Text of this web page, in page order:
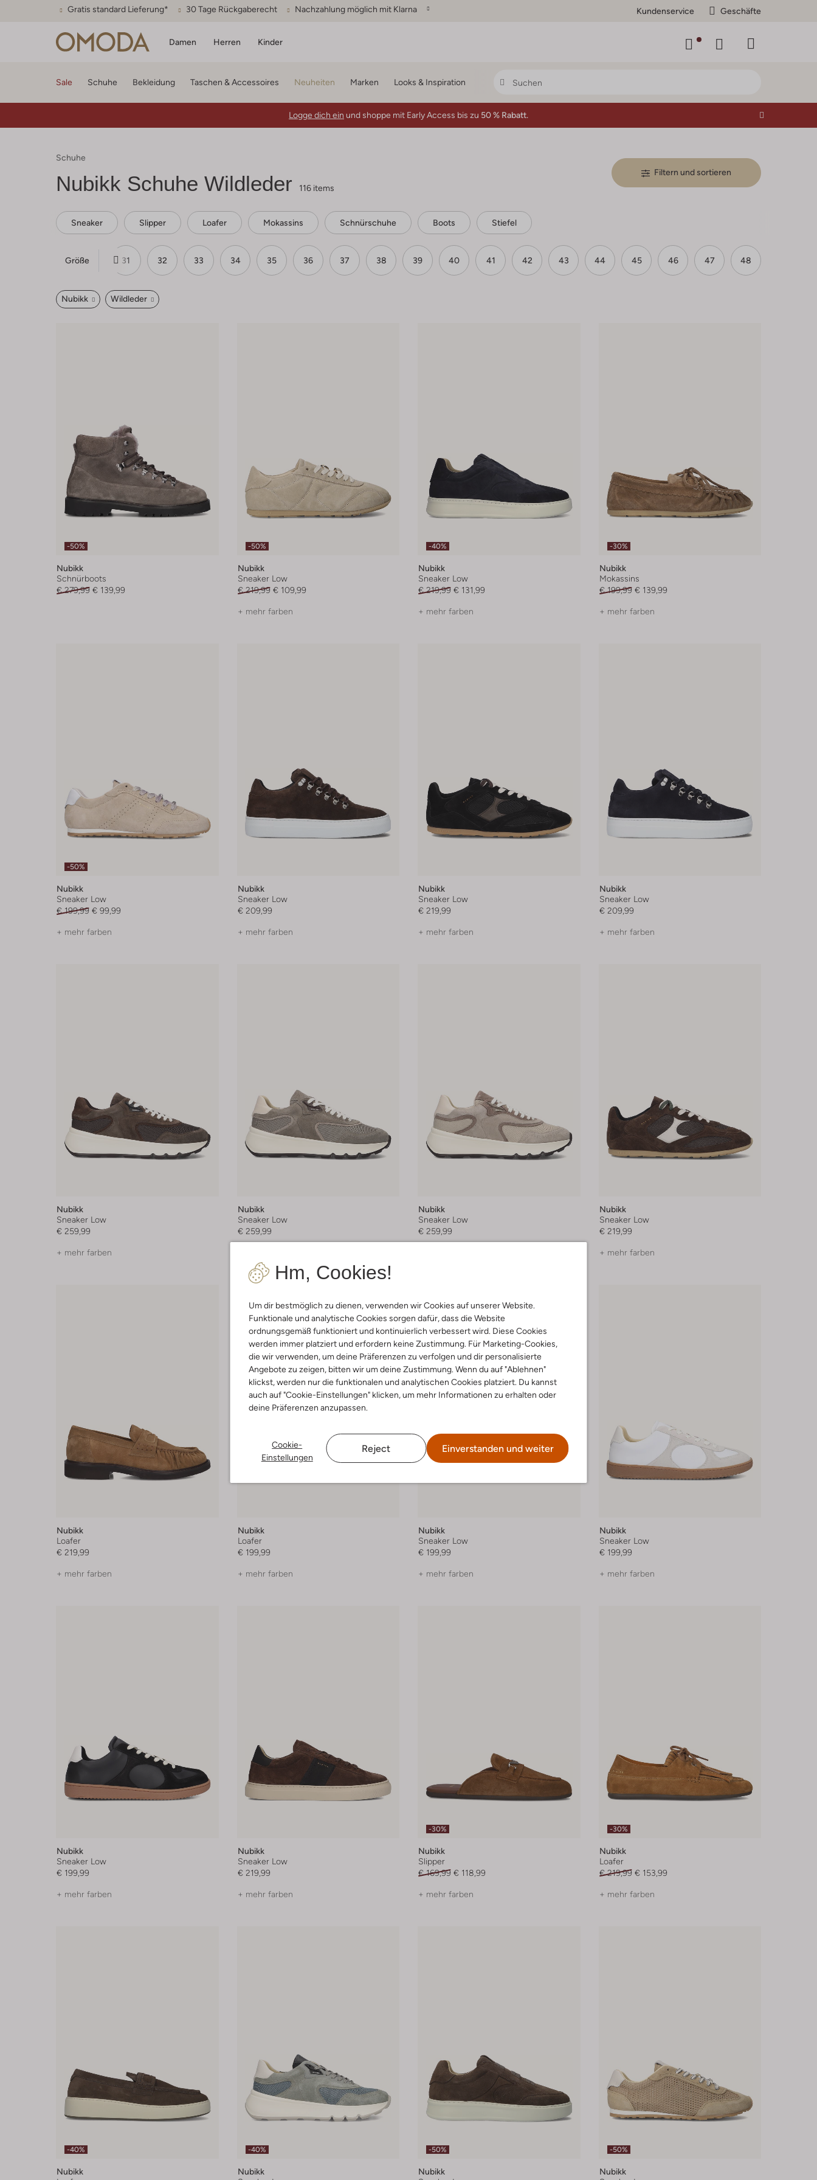
Gratis standard Lieferung* 30 Tage Rückgaberecht Nachzahlung möglich mit Klarna Kundenservice Geschäfte
Damen Herren Kinder
Hm, Cookies!
Um dir bestmöglich zu dienen, verwenden wir Cookies auf unserer Website.
Funktionale und analytische Cookies sorgen dafür, dass die Website
ordnungsgemäß funktioniert und kontinuierlich verbessert wird. Diese Cookies
werden immer platziert und erfordern keine Zustimmung. Für Marketing-Cookies,
die wir verwenden, um deine Präferenzen zu verfolgen und dir personalisierte
Angebote zu zeigen, bitten wir um deine Zustimmung. Wenn du auf "Ablehnen"
klickst, werden nur die funktionalen und analytischen Cookies platziert. Du kannst
auch auf "Cookie-Einstellungen" klicken, um mehr Informationen zu erhalten oder
deine Präferenzen anzupassen.
Cookie-
Einstellungen
Reject Einverstanden und weiter
Sale Schuhe Bekleidung Taschen & Accessoires Neuheiten Marken Looks & Inspiration
Logge dich ein und shoppe mit Early Access bis zu 50 % Rabatt.
Schuhe
Nubikk Schuhe Wildleder 116 items
Filtern und sortieren
Sneaker Slipper Loafer Mokassins Schnürschuhe Boots Stiefel
Größe
30 31 32 33 34 35 36 37 38 39 40 41 42 43 44 45 46 47 48
Nubikk Wildleder
-50%
Nubikk
Schnürboots
€ 279,99 € 139,99
-50%
Nubikk
Sneaker Low
€ 219,99 € 109,99
+ mehr farben
-40%
Nubikk
Sneaker Low
€ 219,99 € 131,99
+ mehr farben
-30%
Nubikk
Mokassins
€ 199,99 € 139,99
+ mehr farben
-50%
Nubikk
Sneaker Low
€ 199,99 € 99,99
+ mehr farben
Nubikk
Sneaker Low
€ 209,99
+ mehr farben
Nubikk
Sneaker Low
€ 219,99
+ mehr farben
Nubikk
Sneaker Low
€ 209,99
+ mehr farben
Nubikk
Sneaker Low
€ 259,99
+ mehr farben
Nubikk
Sneaker Low
€ 259,99
Nubikk
Sneaker Low
€ 259,99
Nubikk
Sneaker Low
€ 219,99
+ mehr farben
Nubikk
Loafer
€ 219,99
+ mehr farben
Nubikk
Loafer
€ 199,99
+ mehr farben
Nubikk
Sneaker Low
€ 199,99
+ mehr farben
Nubikk
Sneaker Low
€ 199,99
+ mehr farben
Nubikk
Sneaker Low
€ 199,99
+ mehr farben
Nubikk
Sneaker Low
€ 219,99
+ mehr farben
-30%
Nubikk
Slipper
€ 169,99 € 118,99
+ mehr farben
-30%
Nubikk
Loafer
€ 219,99 € 153,99
+ mehr farben
-40%
Nubikk
-40%
Nubikk
-50%
Nubikk
-50%
Nubikk